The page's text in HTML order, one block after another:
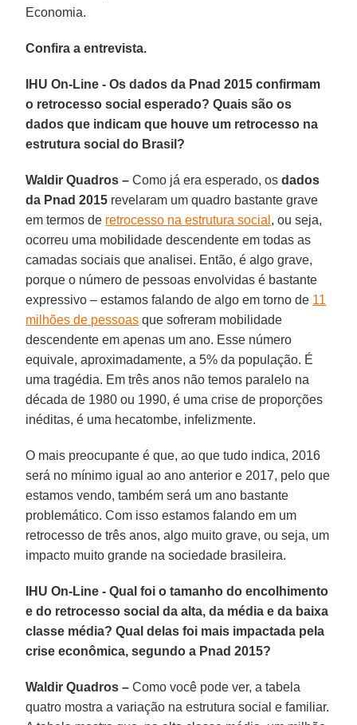
Economia.
Confira a entrevista.
IHU On-Line - Os dados da Pnad 2015 confirmam
o retrocesso social esperado? Quais são os
dados que indicam que houve um retrocesso na
estrutura social do Brasil?
Waldir Quadros – Como já era esperado, osdados
da Pnad 2015 revelaram um quadro bastante grave
em termos de retrocesso na estrutura social , ou seja,
ocorreu uma mobilidade descendente em todas as
camadas sociais que analisei. Então, é algo grave,
porque o número de pessoas envolvidas é bastante
expressivo – estamos falando de algo em torno de 11
milhões de pessoas que sofreram mobilidade
descendente em apenas um ano. Esse número
equivale, aproximadamente, a 5% da população. É
uma tragédia. Em três anos não temos paralelo na
década de 1980 ou 1990, é uma crise de proporções
inéditas, é uma hecatombe, infelizmente.
O mais preocupante é que, ao que tudo indica, 2016
será no mínimo igual ao ano anterior e 2017, pelo que
estamos vendo, também será um ano bastante
problemático. Com isso estamos falando em um
retrocesso de três anos, algo muito grave, ou seja, um
impacto muito grande na sociedade brasileira.
IHU On-Line - Qual foi o tamanho do encolhimento
e do retrocesso social da alta, da média e da baixa
classe média? Qual delas foi mais impactada pela
crise econômica, segundo a Pnad 2015?
Waldir Quadros – Como você pode ver, a tabela
quatro mostra a variação na estrutura social e familiar.